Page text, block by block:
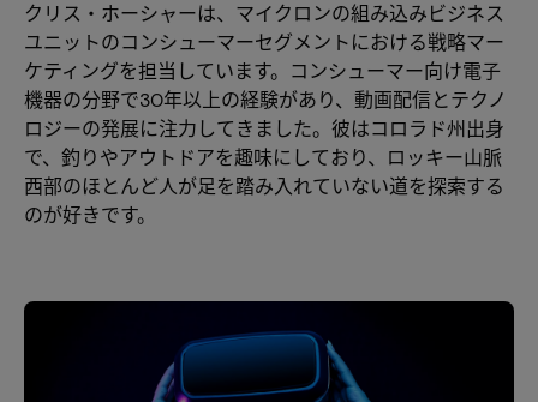
クリス・ホーシャーは、マイクロンの組み込みビジネス
ユニットのコンシューマーセグメントにおける戦略マー
ケティングを担当しています。コンシューマー向け電子
機器の分野で30年以上の経験があり、動画配信とテクノ
ロジーの発展に注力してきました。彼はコロラド州出身
で、釣りやアウトドアを趣味にしており、ロッキー山脈
西部のほとんど人が足を踏み入れていない道を探索する
のが好きです。